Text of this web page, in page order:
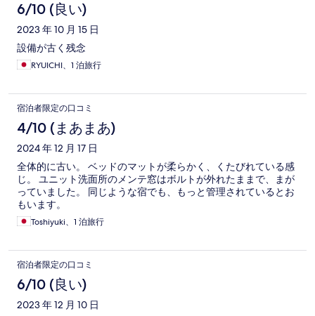
6/10 (良い)
2023 年 10 月 15 日
設備が古く残念
RYUICHI、1 泊旅行
宿泊者限定の口コミ
4/10 (まあまあ)
2024 年 12 月 17 日
全体的に古い。 ベッドのマットが柔らかく、くたびれている感
じ。 ユニット洗面所のメンテ窓はボルトが外れたままで、まが
っていました。 同じような宿でも、もっと管理されているとお
もいます。
Toshiyuki、1 泊旅行
宿泊者限定の口コミ
6/10 (良い)
2023 年 12 月 10 日